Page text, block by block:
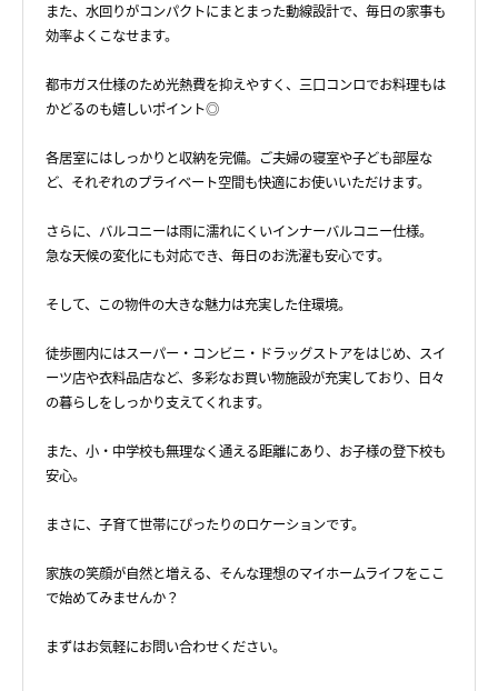
また、水回りがコンパクトにまとまった動線設計で、毎日の家事も
効率よくこなせます。
都市ガス仕様のため光熱費を抑えやすく、三口コンロでお料理もは
かどるのも嬉しいポイント◎
各居室にはしっかりと収納を完備。ご夫婦の寝室や子ども部屋な
ど、それぞれのプライベート空間も快適にお使いいただけます。
さらに、バルコニーは雨に濡れにくいインナーバルコニー仕様。
急な天候の変化にも対応でき、毎日のお洗濯も安心です。
そして、この物件の大きな魅力は充実した住環境。
徒歩圏内にはスーパー・コンビニ・ドラッグストアをはじめ、スイ
ーツ店や衣料品店など、多彩なお買い物施設が充実しており、日々
の暮らしをしっかり支えてくれます。
また、小・中学校も無理なく通える距離にあり、お子様の登下校も
安心。
まさに、子育て世帯にぴったりのロケーションです。
家族の笑顔が自然と増える、そんな理想のマイホームライフをここ
で始めてみませんか？
まずはお気軽にお問い合わせください。